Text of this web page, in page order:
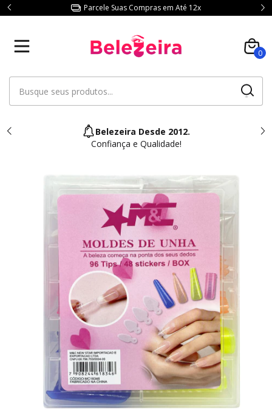
Parcele Suas Compras em Até 12x
0
Belezeira Desde 2012.
Confiança e Qualidade!